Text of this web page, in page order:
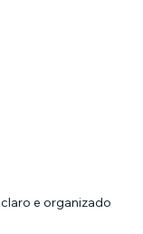
e organizado